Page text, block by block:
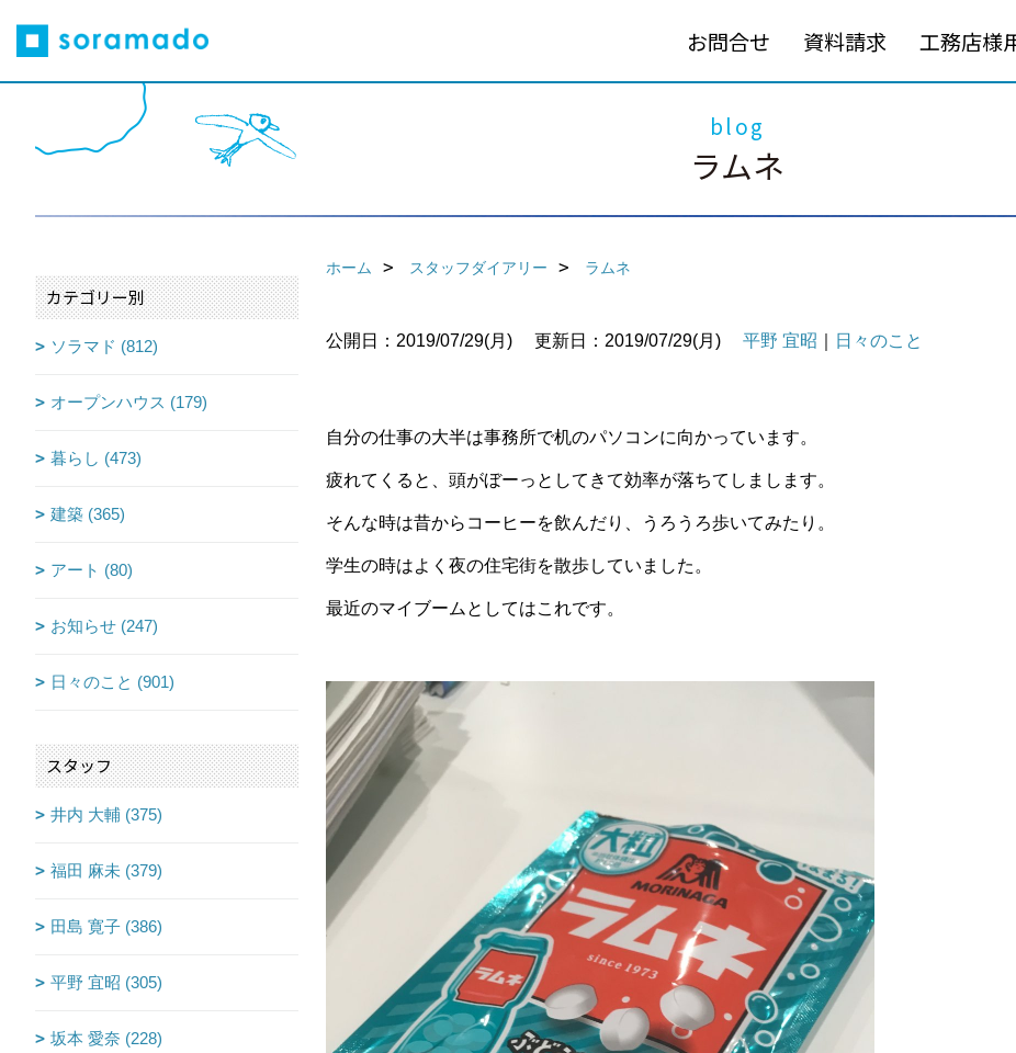
お問合せ 資料請求 工務店様
blog
ラムネ
ホーム スタッフダイアリー ラムネ
公開日：2019/07/29(月) 更新日：2019/07/29(月) 平野 宜昭 日々のこと
自分の仕事の大半は事務所で机のパソコンに向かっています。
疲れてくると、頭がぼーっとしてきて効率が落ちてしまします。
そんな時は昔からコーヒーを飲んだり、うろうろ歩いてみたり。
学生の時はよく夜の住宅街を散歩していました。
最近のマイブームとしてはこれです。
カテゴリー別
ソラマド (812)
オープンハウス (179)
暮らし (473)
建築 (365)
アート (80)
お知らせ (247)
日々のこと (901)
スタッフ
井内 大輔 (375)
福田 麻未 (379)
田島 寛子 (386)
平野 宜昭 (305)
坂本 愛奈 (228)